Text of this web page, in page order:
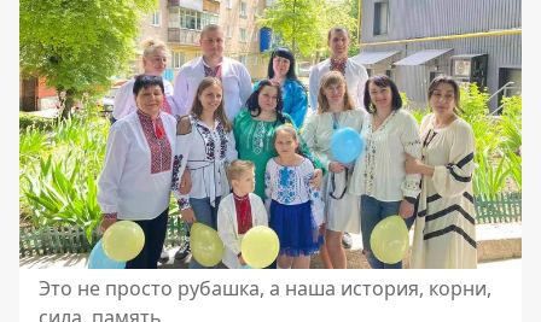
Это не просто рубашка, а наша история, корни,